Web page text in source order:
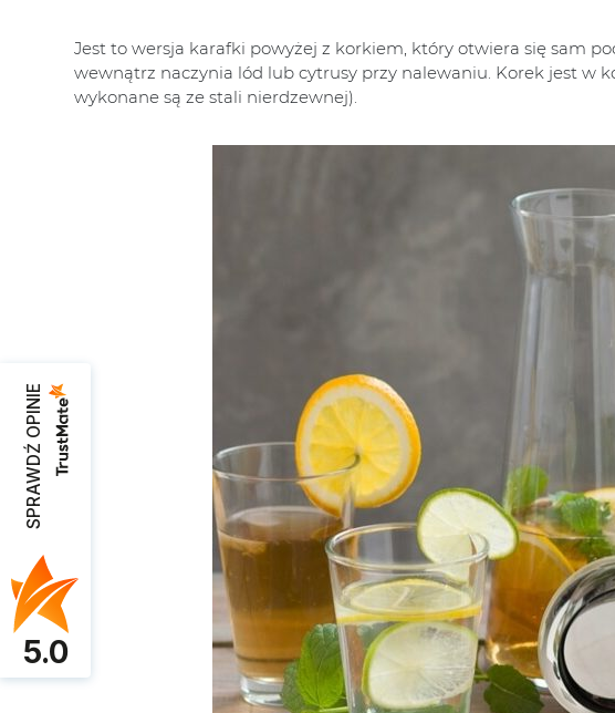
Jest to wersja karafki powyżej z korkiem, który otwiera się sam
wewnątrz naczynia lód lub cytrusy przy nalewaniu. Korek jest w
wykonane są ze stali nierdzewnej).
SPRAWDŹ OPINIE
5.0